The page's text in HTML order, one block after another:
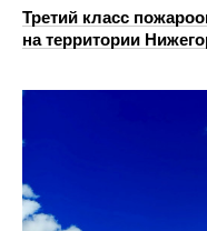
Третий класс
на территории